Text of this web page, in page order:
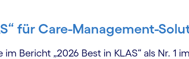
für Care-Management-
Bericht „2026 Best in KLAS“ als Nr. 1